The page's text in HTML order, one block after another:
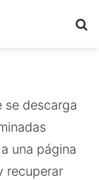
se descarga
una página
recuperar